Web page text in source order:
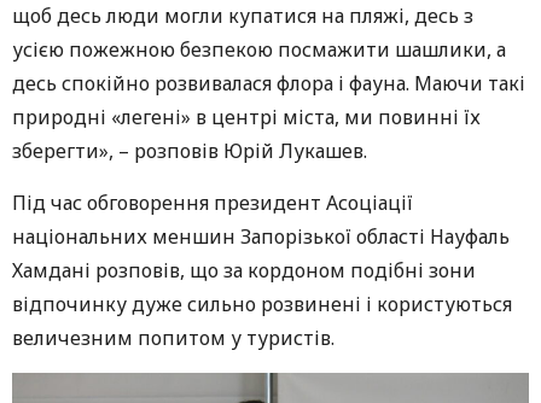
щоб десь люди могли купатися на пляжі, десь з
усією пожежною безпекою посмажити шашлики, а
десь спокійно розвивалася флора і фауна. Маючи такі
природні «легені» в центрі міста, ми повинні їх
зберегти», – розповів Юрій Лукашев.
Під час обговорення президент Асоціації
національних меншин Запорізької області Науфаль
Хамдані розповів, що за кордоном подібні зони
відпочинку дуже сильно розвинені і користуються
величезним попитом у туристів.